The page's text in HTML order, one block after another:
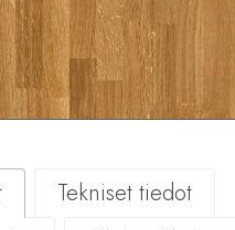
Tekniset tiedot